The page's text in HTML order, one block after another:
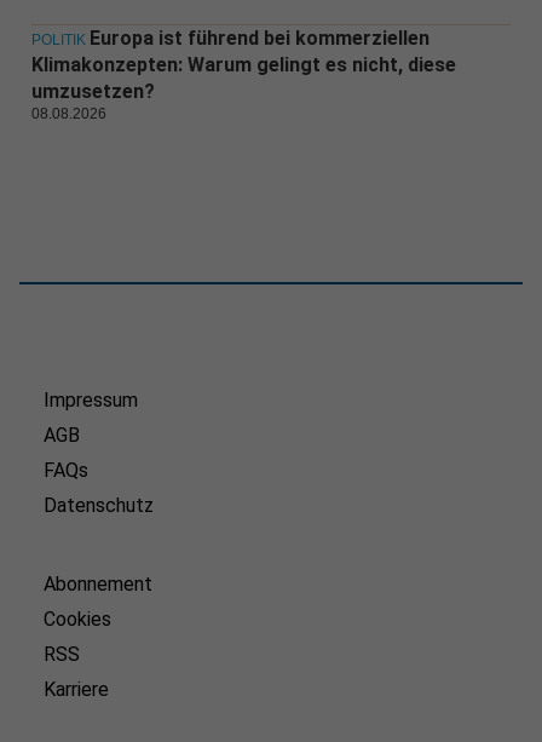
POLITIK Europa ist führend bei kommerziellen
Klimakonzepten: Warum gelingt es nicht, diese
umzusetzen?
08.08.2026
Impressum
AGB
FAQs
Datenschutz
Abonnement
Cookies
RSS
Karriere